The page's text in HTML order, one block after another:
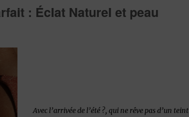
: Éclat Naturel et peau
Avec l’arrivée de l’été ?, qui ne rêve pas d’un teint